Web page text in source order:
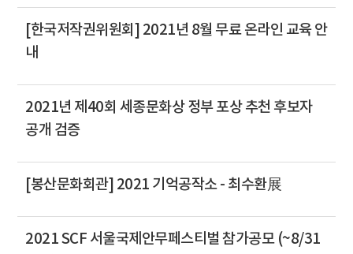
[한국저작권위원회] 2021년 8월 무료 온라인 교육 안
내
2021년 제40회 세종문화상 정부 포상 추천 후보자
공개 검증
[봉산문화회관] 2021 기억공작소 - 최수환展
2021 SCF 서울국제안무페스티벌 참가공모 (~8/31